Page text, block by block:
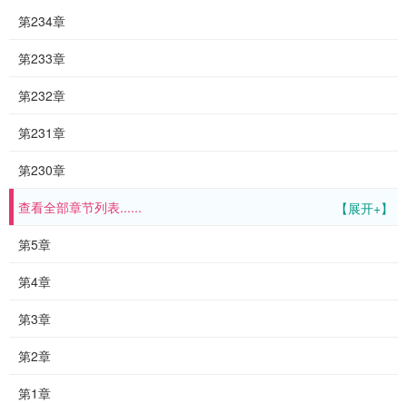
第234章
第233章
第232章
第231章
第230章
【展开+】
查看全部章节列表......
第5章
第4章
第3章
第2章
第1章